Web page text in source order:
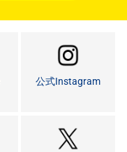
公式Instagram